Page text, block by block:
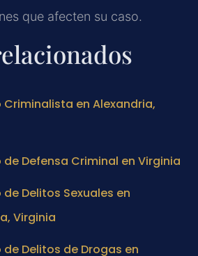
que afecten su caso.
en Alexandria,
Defensa Criminal en Virginia
Delitos Sexuales en
Virginia
Delitos de Drogas en